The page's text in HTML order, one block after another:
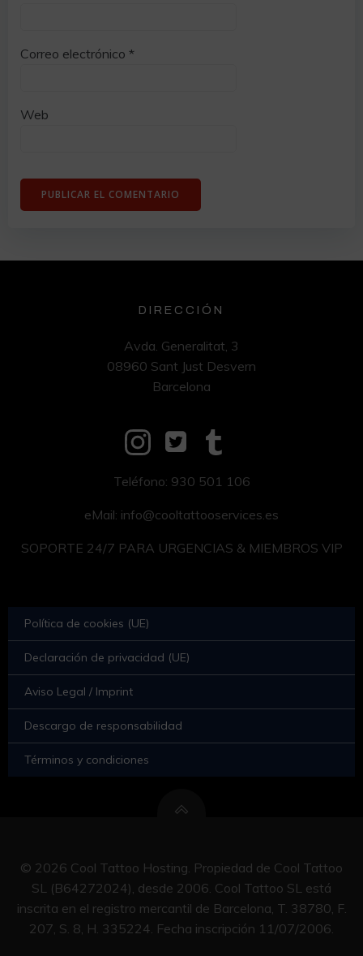
Correo electrónico *
Web
DIRECCIÓN
Avda. Generalitat, 3
08960 Sant Just Desvern
Barcelona
Teléfono: 930 501 106
eMail: info@cooltattooservices.es
SOPORTE 24/7 PARA URGENCIAS & MIEMBROS VIP
Política de cookies (UE)
Declaración de privacidad (UE)
Aviso Legal / Imprint
Descargo de responsabilidad
Términos y condiciones
© 2026 Cool Tattoo Hosting. Propiedad de Cool Tattoo
SL (B64272024), desde 2006. Cool Tattoo SL está
inscrita en el registro mercantil de Barcelona, T. 38780, F.
207, S. 8, H. 335224. Fecha inscripción 11/07/2006.